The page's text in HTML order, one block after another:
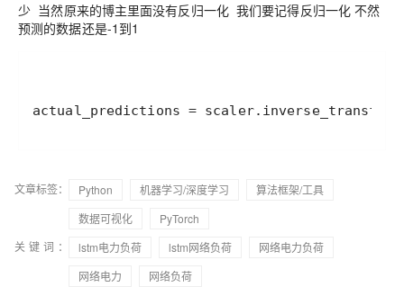
少 当然原来的博主里面没有反归一化 我们要记得反归一化 不然
预测的数据还是-1到1
actual_predictions =
文章标签： Python 机器学习/深度学习
算法框架/工具
数据可视化
PyTorch
关键词：
lstm电力负荷 lstm网络负荷
网络电力负荷
网络电力
网络负荷